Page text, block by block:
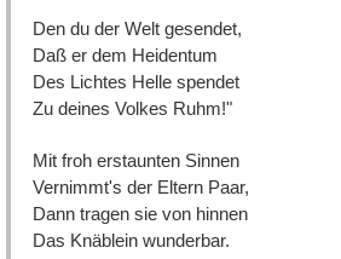
Den du der Welt gesendet,
Daß er dem Heidentum
Des Lichtes Helle spendet
Zu deines Volkes Ruhm!"
Mit froh erstaunten Sinnen
Vernimmt's der Eltern Paar,
Dann tragen sie von hinnen
Das Knäblein wunderbar.